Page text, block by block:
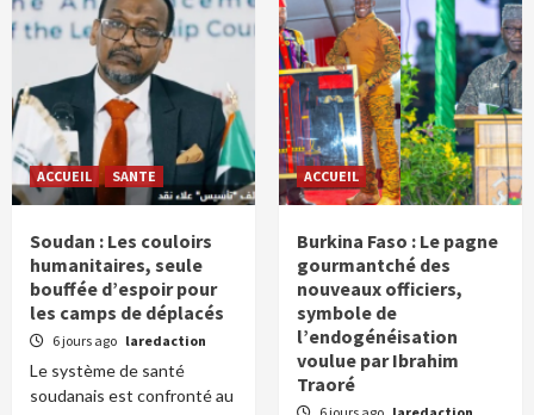
ACCUEIL SANTE
Soudan : Les couloirs
humanitaires, seule
bouffée d’espoir pour
les camps de déplacés
6 jours ago laredaction
Le système de santé
soudanais est confronté au
ACCUEIL
Burkina Faso : Le pagne
gourmantché des
nouveaux officiers,
symbole de
l’endogénéisation
voulue par Ibrahim
Traoré